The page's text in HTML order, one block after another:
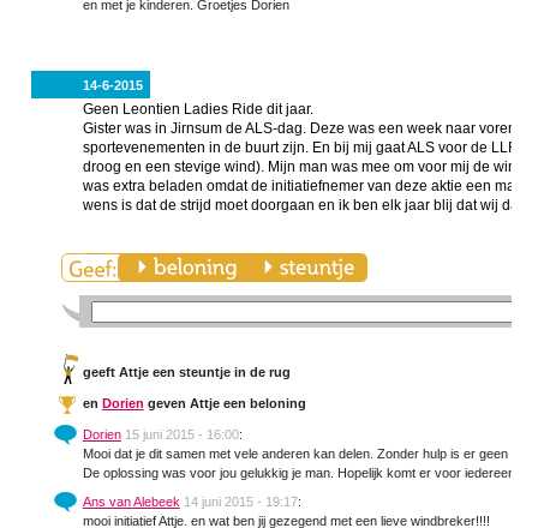
en met je kinderen. Groetjes Dorien
14-6-2015
Geen Leontien Ladies Ride dit jaar.
Gister was in Jirnsum de ALS-dag. Deze was een week naar voren
sportevenementen in de buurt zijn. En bij mij gaat ALS voor de LLR.
droog en een stevige wind). Mijn man was mee om voor mij de wind
was extra beladen omdat de initiatiefnemer van deze aktie een
wens is dat de strijd moet doorgaan en ik ben elk jaar blij dat wij
geeft Attje een steuntje in de rug
en Dorien geven Attje een beloning
Dorien 15 juni 2015 - 16:00:
Mooi dat je dit samen met vele anderen kan delen. Zonder hulp is er geen
De oplossing was voor jou gelukkig je man. Hopelijk komt er voor iedereen
Ans van Alebeek 14 juni 2015 - 19:17:
mooi initiatief Attje. en wat ben jij gezegend met een lieve windbreker!!!!